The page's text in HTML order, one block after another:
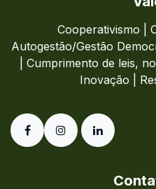
Cooperativismo |
Autogestão/Gestão
| Cumprimento de leis,
Inovação